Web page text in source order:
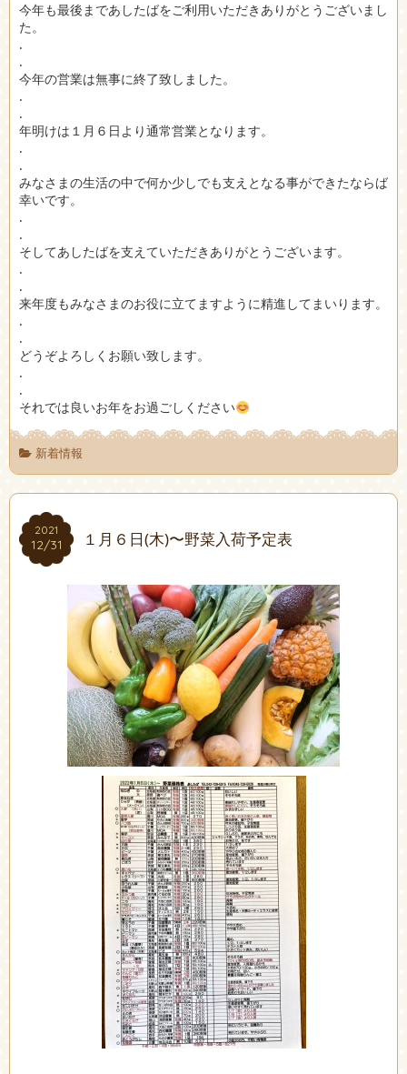
今年も最後まであしたばをご利用いただきありがとうございまし
た。
.
.
今年の営業は無事に終了致しました。
.
.
年明けは１月６日より通常営業となります。
.
.
みなさまの生活の中で何か少しでも支えとなる事ができたならば
幸いです。
.
.
そしてあしたばを支えていただきありがとうございます。
.
.
来年度もみなさまのお役に立てますように精進してまいります。
.
.
どうぞよろしくお願い致します。
.
.
それでは良いお年をお過ごしください
新着情報
2021
12/31
2021
12/31 １月６日(木)〜野菜入荷予定表